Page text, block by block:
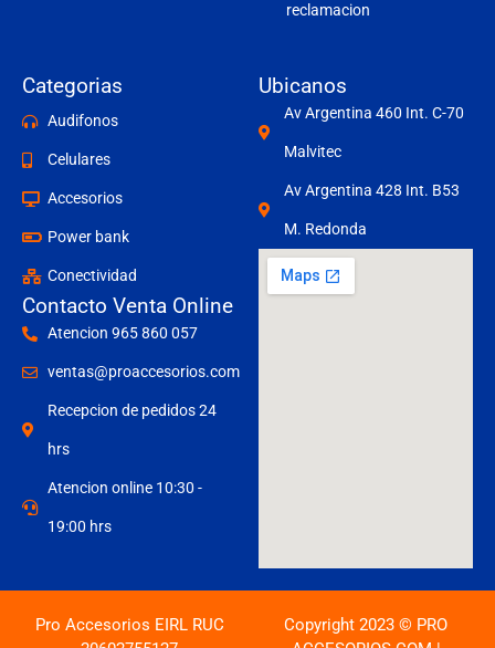
reclamacion
Categorias
Audifonos
Celulares
Accesorios
Power bank
Conectividad
Contacto Venta Online
Atencion 965 860 057
ventas@proaccesorios.com
Recepcion de pedidos 24
hrs
Atencion online 10:30 -
19:00 hrs
Ubicanos
Av Argentina 460 Int. C-70
Malvitec
Av Argentina 428 Int. B53
M. Redonda
Pro Accesorios EIRL RUC
Copyright 2023 © PRO